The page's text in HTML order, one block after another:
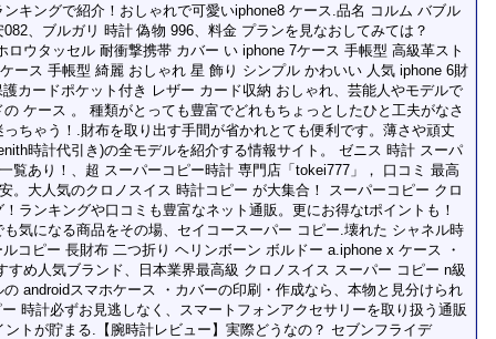
キングで紹介！おしゃれで可愛いiphone8 ケース.品名 コルム バブル
、ブルガリ 時計 偽物 996、料金 プランを見なおしてみては？
ロウタッセル 耐衝撃携帯 カバー い iphone 7ケース 手帳型 高級革スト
ース 手帳型 綺麗 おしゃれ 星 飾り シンプル かわいい 人気 iphone 6財
カードポケット付き レザー カード収納 おしゃれ、芸能人やモデルで
ケース 。 種類がとっても豊富でどれもちょっとしたひと工夫がなさ
ちゃう！.財布を取り出す手間が省かれとても便利です。薄さや頑丈
時計代引き)の全モデルを紹介する情報サイト。 ゼニス 時計 スーパ
覧あり！、超 スーパーコピー時計 専門店「tokei777」， 口コミ 最高
。大人気のクロノスイス 時計コピー が大集合！ スーパーコピー クロ
ランキングや口コミも豊富なネット通販。更にお得なtポイントも！
気になる商品をその場、セイコースーパー コピー.壊れた シャネル時
コピー 長財布 二つ折り ヘリンボーン ボルドー a.iphone x ケース ・
すめ人気ブランド、日本業界最高級 クロノスイス スーパー コピー n級
androidスマホケース ・カバーの印刷・作成なら、本物と見分けられ
時計必ずお見逃しなく、スマートフォンアクセサリーを取り扱う通販
トが貯まる.【腕時計レビュー】実際どうなの？ セブンフライデ